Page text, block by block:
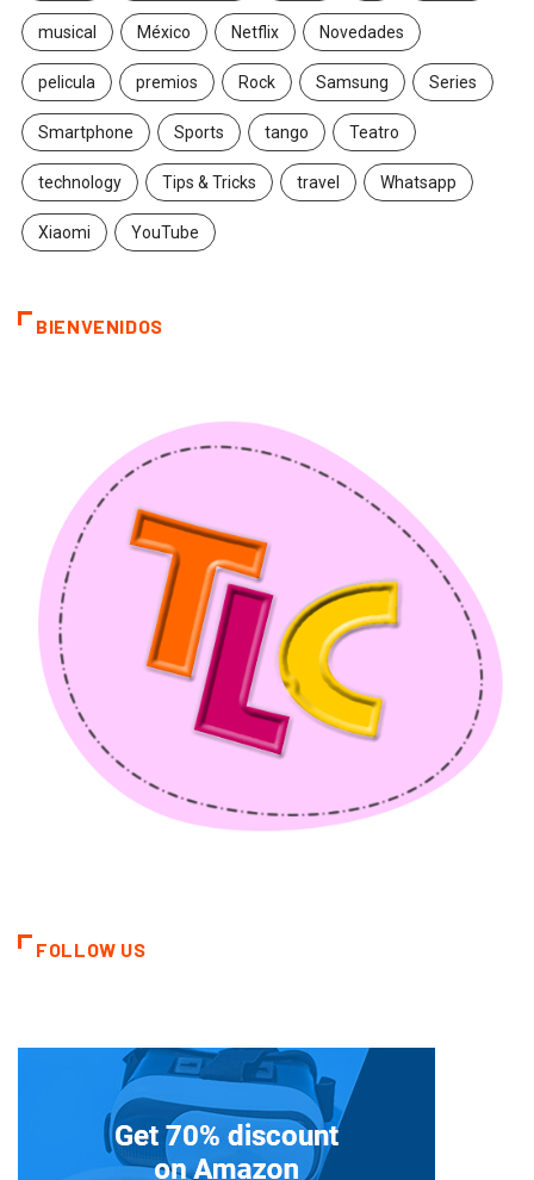
musical México Netflix Novedades
pelicula premios Rock Samsung Series
Smartphone Sports tango Teatro
technology Tips & Tricks travel Whatsapp
Xiaomi YouTube
BIENVENIDOS
FOLLOW US